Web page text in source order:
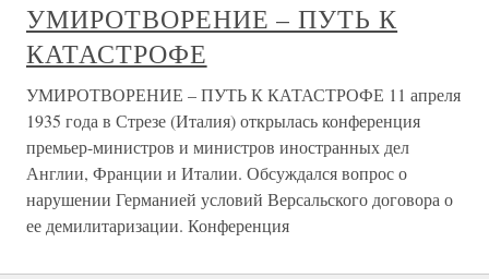
УМИРОТВОРЕНИЕ – ПУТЬ К
КАТАСТРОФЕ
УМИРОТВОРЕНИЕ – ПУТЬ К КАТАСТРОФЕ 11 апреля
1935 года в Стрезе (Италия) открылась конференция
премьер-министров и министров иностранных дел
Англии, Франции и Италии. Обсуждался вопрос о
нарушении Германией условий Версальского договора о
ее демилитаризации. Конференция